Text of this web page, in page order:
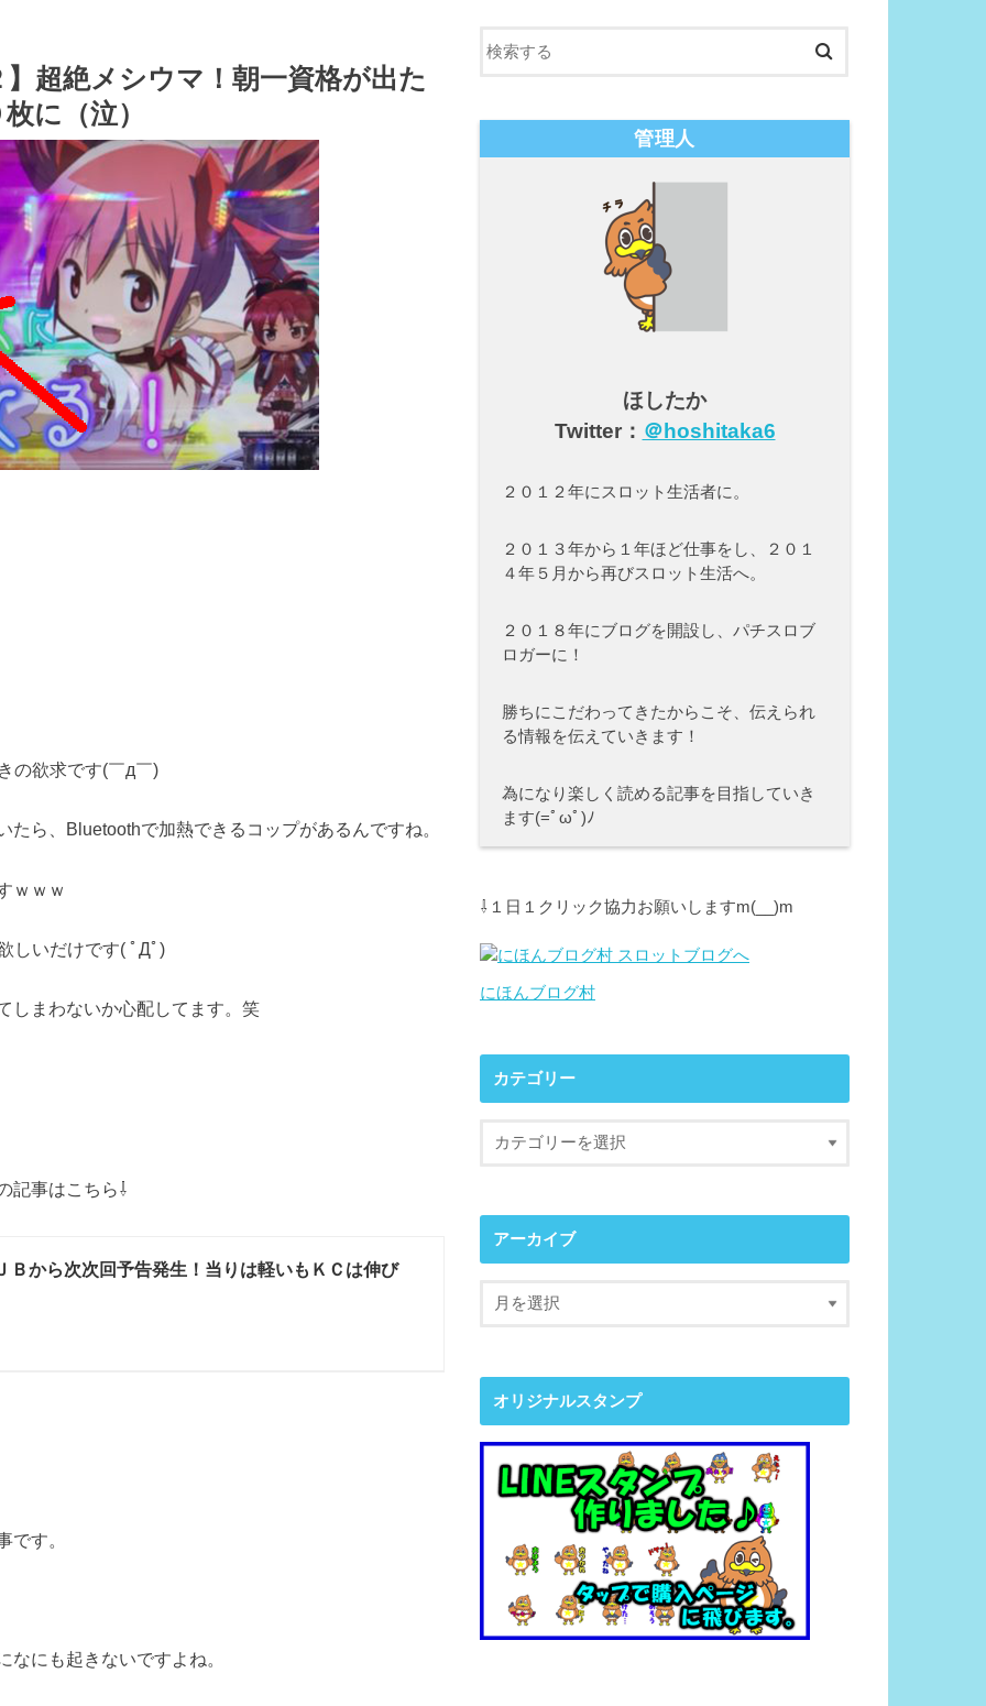
超絶メシウマ！朝一資格が出た
に（泣）
の欲求です(￣д￣)
ら、Bluetoothで加熱できるコップがあるんですね。
ｗｗｗ
しいだけです( ﾟДﾟ)
しまわないか心配してます。笑
記事はこちら⇩
Ｂから次次回予告発生！当りは軽いもＫＣは伸び
す。
にも起きないですよね。
管理人
ほしたか
Twitter： ＠hoshitaka6
２０１２年にスロット生活者に。
２０１３年から１年ほど仕事をし、２０１
４年５月から再びスロット生活へ。
２０１８年にブログを開設し、パチスロブ
ロガーに！
勝ちにこだわってきたからこそ、伝えられ
る情報を伝えていきます！
為になり楽しく読める記事を目指していき
ます(=ﾟωﾟ)ﾉ
⇩１日１クリック協力お願いしますm(__)m
にほんブログ村
カテゴリー
アーカイブ
オリジナルスタンプ